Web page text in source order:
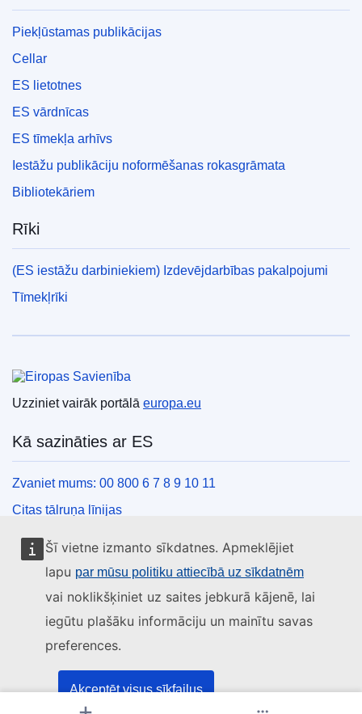
Šī vietne izmanto sīkdatnes. Apmeklējiet
lapu par mūsu politiku attiecībā uz sīkdatnēm
vai noklikšķiniet uz saites jebkurā kājenē, lai
iegūtu plašāku informāciju un mainītu savas
preferences.
Akceptēt visus sīkfailus
Piekļūstamas publikācijas
Cellar
ES lietotnes
ES vārdnīcas
ES tīmekļa arhīvs
Iestāžu publikāciju noformēšanas rokasgrāmata
Bibliotekāriem
Rīki
(ES iestāžu darbiniekiem) Izdevējdarbības pakalpojumi
Tīmekļrīki
Uzziniet vairāk portālā europa.eu
Kā sazināties ar ES
Zvaniet mums: 00 800 6 7 8 9 10 11
Citas tālruņa līnijas
Saziņas veidlapa
ES centru kontaktinformācija
Sociālie mediji
ES konti sociālajos medijos
ES iestādes un struktūras